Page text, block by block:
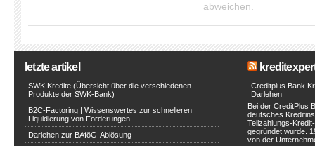
abweichen.
letzte artikel
SWK Kredite (Übersicht über die verschiedenen
Produkte der SWK-Bank)
B2C-Factoring | Wissenswertes zur schnelleren
Liquidierung von Forderungen
Darlehen zur BAföG-Ablösung
Creditplus Bank
Darlehen
Bei der CreditPlus
deutsches
Teilzahlungs-
gegründet wurde.
von der